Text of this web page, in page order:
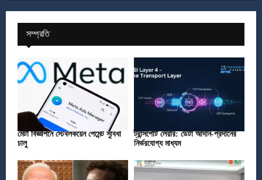
সম্প্রতি
মেটা বিজ্ঞাপনে স্টেবলকয়েন পেমেন্ট সুবিধা
চালু
ট্রান্সপোর্ট লেয়ার: ডেটা আদান-প্রদানের
নির্ভরযোগ্য মাধ্যম